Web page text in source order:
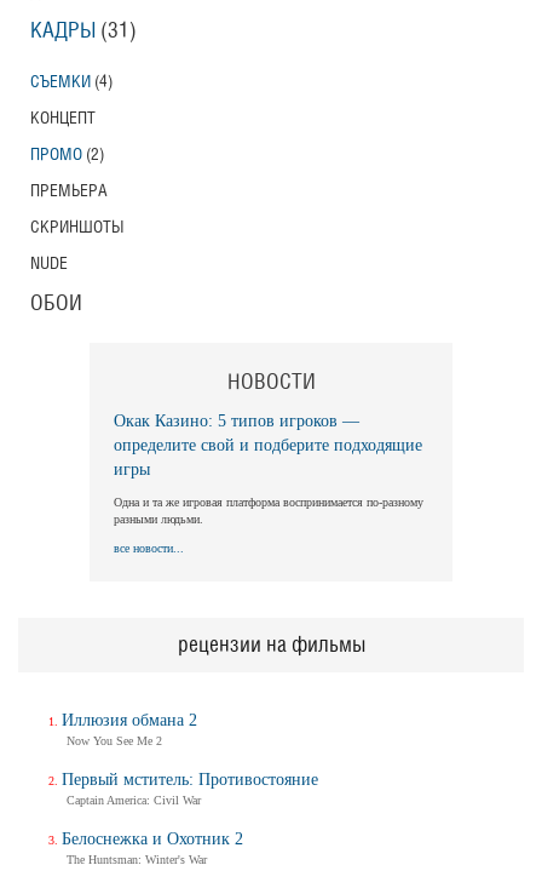
КАДРЫ (31)
СЪЕМКИ (4)
КОНЦЕПТ
ПРОМО (2)
ПРЕМЬЕРА
СКРИНШОТЫ
NUDE
ОБОИ
НОВОСТИ
Окак Казино: 5 типов игроков —
определите свой и подберите подходящие
игры
Одна и та же игровая платформа воспринимается по-разному
разными людьми.
все новости...
рецензии на фильмы
Иллюзия обмана 2
Now You See Me 2
Первый мститель: Противостояние
Captain America: Civil War
Белоснежка и Охотник 2
The Huntsman: Winter's War